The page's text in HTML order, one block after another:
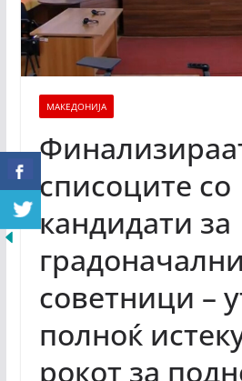
МАКЕДОНИЈА
списоците со
кандидати за
советници –
полноќ
рокот за